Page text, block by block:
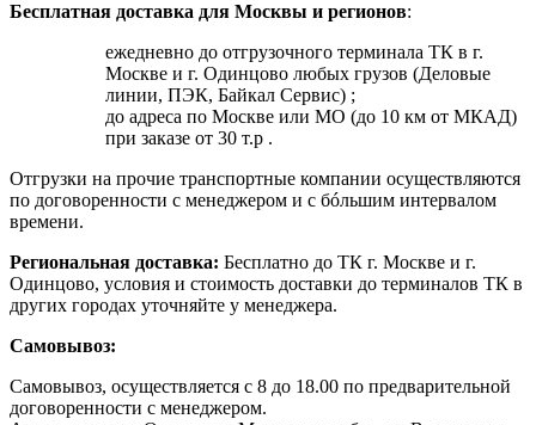
Бесплатная доставка для Москвы и регионов:
ежедневно до отгрузочного терминала ТК в г.
Москве и г. Одинцово любых грузов (Деловые
линии, ПЭК, Байкал Сервис) ;
до адреса по Москве или МО (до 10 км от МКАД)
при заказе от 30 т.р .
Отгрузки на прочие транспортные компании осуществляются
по договоренности с менеджером и с бóльшим интервалом
времени.
Региональная доставка: Бесплатно до ТК г. Москве и г.
Одинцово, условия и стоимость доставки до терминалов ТК в
других городах уточняйте у менеджера.
Самовывоз:
Самовывоз, осуществляется с 8 до 18.00 по предварительной
договоренности с менеджером.